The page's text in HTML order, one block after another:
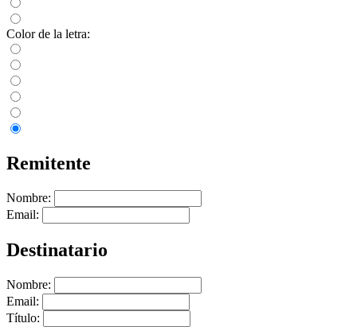
Color de la letra:
Remitente
Nombre:
Email:
Destinatario
Nombre:
Email:
Título: